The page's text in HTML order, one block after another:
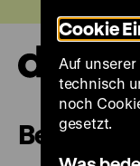
zum
Seiteninhalt
springen
Cookie
Auf
technisch
noch
gesetzt.